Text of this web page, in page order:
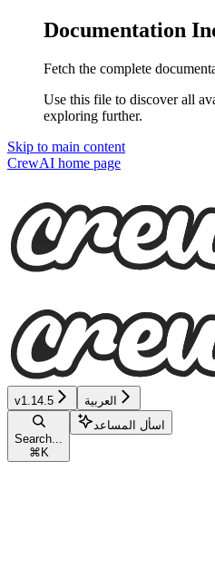
Documentation
Fetch the complete
Use this file to discover all
exploring further.
Skip to main content
CrewAI home page
v1.14.5 العربية
Search...
⌘ K
اسأل المساعد